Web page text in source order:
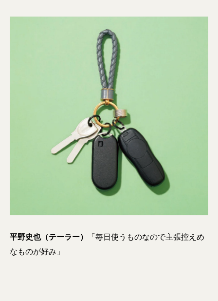
平野史也（テーラー）
「毎日使うものなので主張控えめ
なものが好み」